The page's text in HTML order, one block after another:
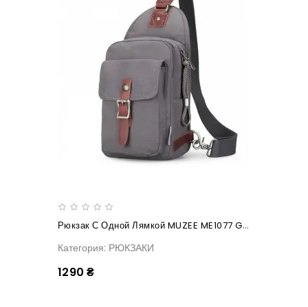
Рюкзак С Одной Лямкой MUZEE ME1077 Gray
Категория: РЮКЗАКИ
1290 ₴